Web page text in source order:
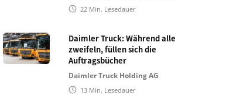
22 Min. Lesedauer
Daimler Truck: Während alle
zweifeln, füllen sich die
Auftragsbücher
Daimler Truck Holding AG
13 Min. Lesedauer